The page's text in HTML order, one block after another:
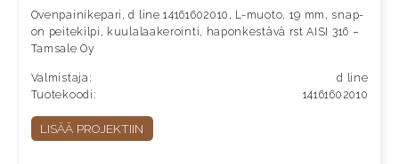
Ovenpainikepari, d line 14161602010, L-muoto, 19 mm, snap-
on peitekilpi, kuulalaakerointi, haponkestävä rst AISI 316 –
Tamsale Oy
Valmistaja:
d line
Tuotekoodi:
14161602010
LISÄÄ PROJEKTIIN